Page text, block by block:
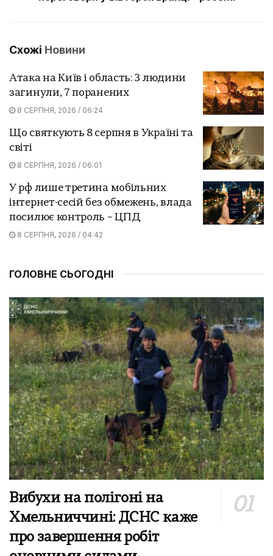
Схожі Новини
Атака на Київ і область: 3 людини
загинули, 7 поранених
8 СЕРПНЯ, 2026 / 06:24
Що святкують 8 серпня в Україні та
світі
8 СЕРПНЯ, 2026 / 06:01
У рф лише третина мобільних
інтернет-сесій без обмежень, влада
посилює контроль – ЦПД
8 СЕРПНЯ, 2026 / 04:42
ГОЛОВНЕ СЬОГОДНІ
Вибухи на полігоні на
Хмельниччині: ДСНС каже
про завершення робіт